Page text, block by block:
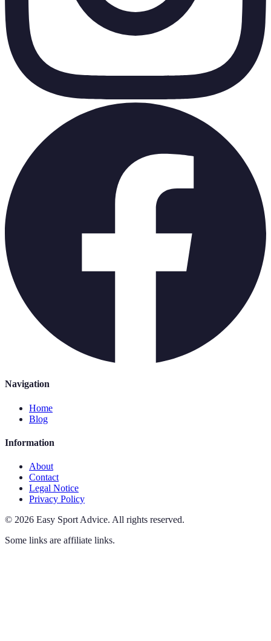
Navigation
Home
Blog
Information
About
Contact
Legal Notice
Privacy Policy
© 2026 Easy Sport Advice. All rights reserved.
Some links are affiliate links.